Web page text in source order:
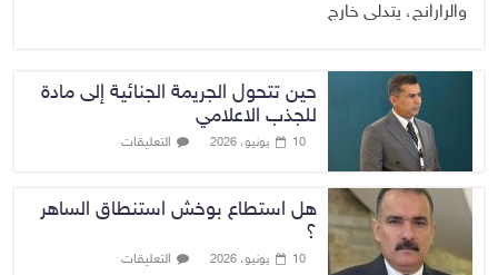
والرارانج، يتدلى خارج
حين تتحول الجريمة الجنائية إلى مادة
للجذب الاعلامي
10 يونيو، 2026 التعليقات
هل استطاع بوخش استنطاق الساهر
؟
10 يونيو، 2026 التعليقات